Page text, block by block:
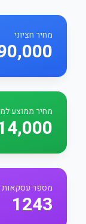
מחיר חציוני
מחיר ממוצע
מספר עסקאות
1243